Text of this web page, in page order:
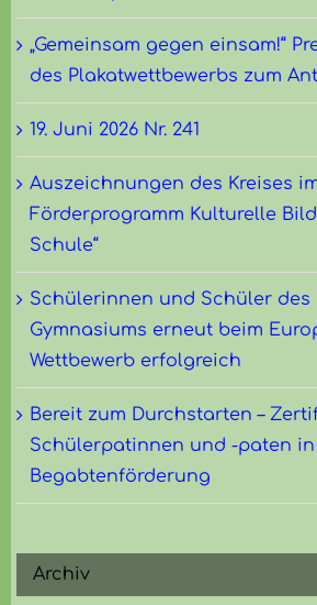
„Gemeinsam gegen einsam!“
des Plakatwettbewerbs zum
19. Juni 2026 Nr. 241
Auszeichnungen des Kreises
Förderprogramm Kulturelle
Schule“
Schülerinnen und Schüler des
Gymnasiums erneut beim
Wettbewerb erfolgreich
Bereit zum Durchstarten –
Schülerpatinnen und -paten
Begabtenförderung
Archiv